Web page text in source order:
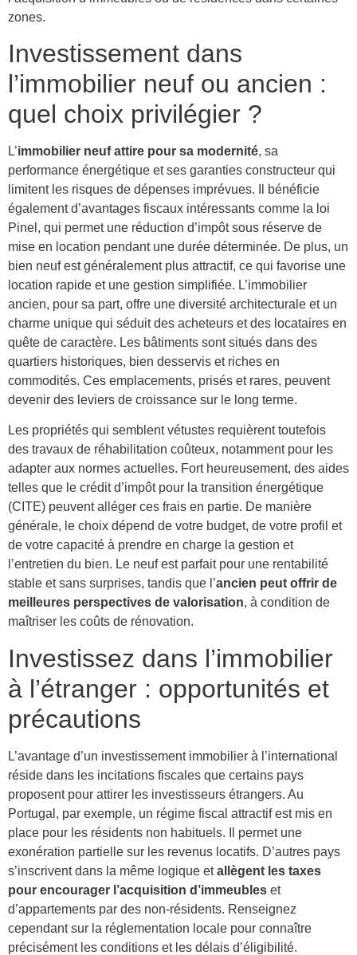
zones.
Investissement dans
l’immobilier neuf ou ancien :
quel choix privilégier ?
L’immobilier neuf attire pour sa modernité, sa
performance énergétique et ses garanties constructeur qui
limitent les risques de dépenses imprévues. Il bénéficie
également d’avantages fiscaux intéressants comme la loi
Pinel, qui permet une réduction d’impôt sous réserve de
mise en location pendant une durée déterminée. De plus, un
bien neuf est généralement plus attractif, ce qui favorise une
location rapide et une gestion simplifiée. L’immobilier
ancien, pour sa part, offre une diversité architecturale et un
charme unique qui séduit des acheteurs et des locataires en
quête de caractère. Les bâtiments sont situés dans des
quartiers historiques, bien desservis et riches en
commodités. Ces emplacements, prisés et rares, peuvent
devenir des leviers de croissance sur le long terme.
Les propriétés qui semblent vétustes requièrent toutefois
des travaux de réhabilitation coûteux, notamment pour les
adapter aux normes actuelles. Fort heureusement, des aides
telles que le crédit d’impôt pour la transition énergétique
(CITE) peuvent alléger ces frais en partie. De manière
générale, le choix dépend de votre budget, de votre profil et
de votre capacité à prendre en charge la gestion et
l’entretien du bien. Le neuf est parfait pour une rentabilité
stable et sans surprises, tandis que l’ancien peut offrir de
meilleures perspectives de valorisation, à condition de
maîtriser les coûts de rénovation.
Investissez dans l’immobilier
à l’étranger : opportunités et
précautions
L’avantage d’un investissement immobilier à l’international
réside dans les incitations fiscales que certains pays
proposent pour attirer les investisseurs étrangers. Au
Portugal, par exemple, un régime fiscal attractif est mis en
place pour les résidents non habituels. Il permet une
exonération partielle sur les revenus locatifs. D’autres pays
s’inscrivent dans la même logique etallègent les taxes
pour encourager l’acquisition d’immeubles et
d’appartements par des non-résidents. Renseignez
cependant sur la réglementation locale pour connaître
précisément les conditions et les délais d’éligibilité.